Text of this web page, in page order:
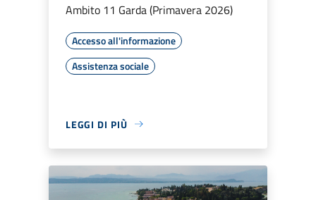
Ambito 11 Garda (Primavera 2026)
Accesso all'informazione
Assistenza sociale
LEGGI DI PIÙ